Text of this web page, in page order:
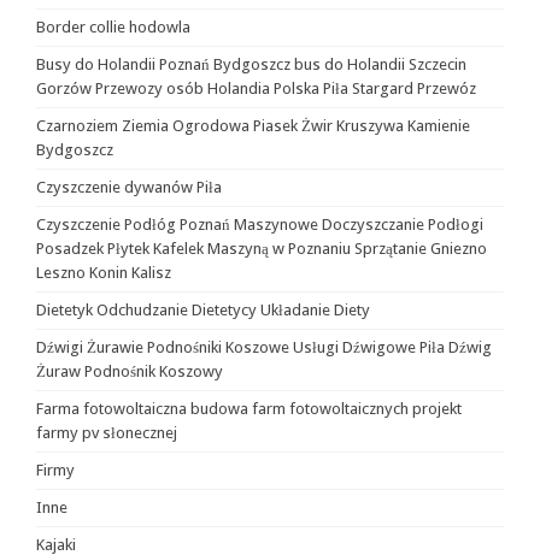
Border collie hodowla
Busy do Holandii Poznań Bydgoszcz bus do Holandii Szczecin
Gorzów Przewozy osób Holandia Polska Piła Stargard Przewóz
Czarnoziem Ziemia Ogrodowa Piasek Żwir Kruszywa Kamienie
Bydgoszcz
Czyszczenie dywanów Piła
Czyszczenie Podłóg Poznań Maszynowe Doczyszczanie Podłogi
Posadzek Płytek Kafelek Maszyną w Poznaniu Sprzątanie Gniezno
Leszno Konin Kalisz
Dietetyk Odchudzanie Dietetycy Układanie Diety
Dźwigi Żurawie Podnośniki Koszowe Usługi Dźwigowe Piła Dźwig
Żuraw Podnośnik Koszowy
Farma fotowoltaiczna budowa farm fotowoltaicznych projekt
farmy pv słonecznej
Firmy
Inne
Kajaki